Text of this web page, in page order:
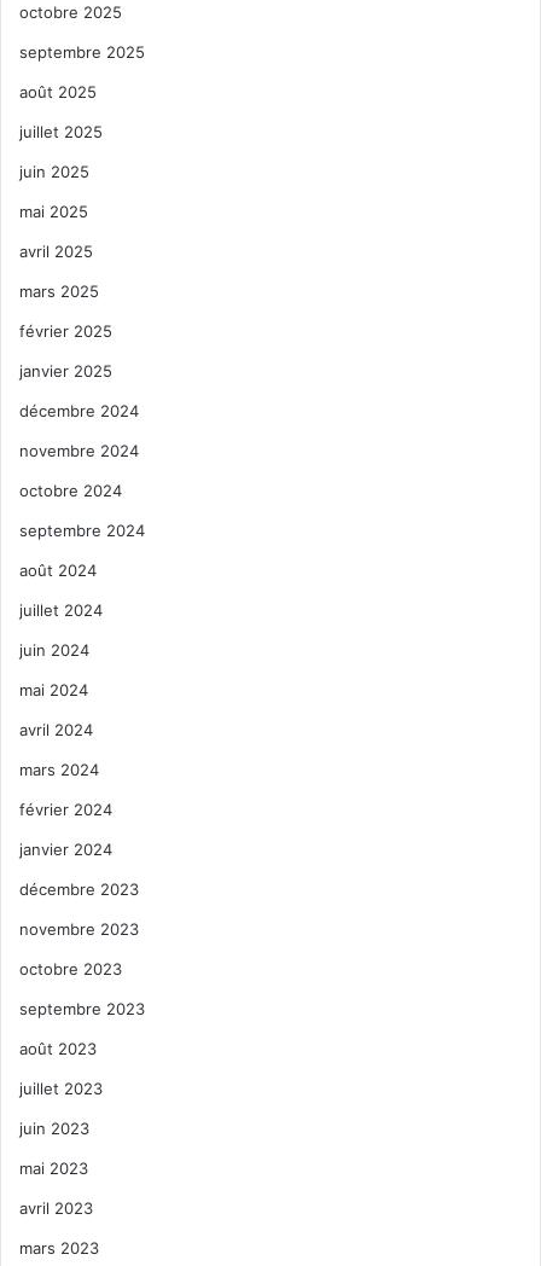
octobre 2025
septembre 2025
août 2025
juillet 2025
juin 2025
mai 2025
avril 2025
mars 2025
février 2025
janvier 2025
décembre 2024
novembre 2024
octobre 2024
septembre 2024
août 2024
juillet 2024
juin 2024
mai 2024
avril 2024
mars 2024
février 2024
janvier 2024
décembre 2023
novembre 2023
octobre 2023
septembre 2023
août 2023
juillet 2023
juin 2023
mai 2023
avril 2023
mars 2023